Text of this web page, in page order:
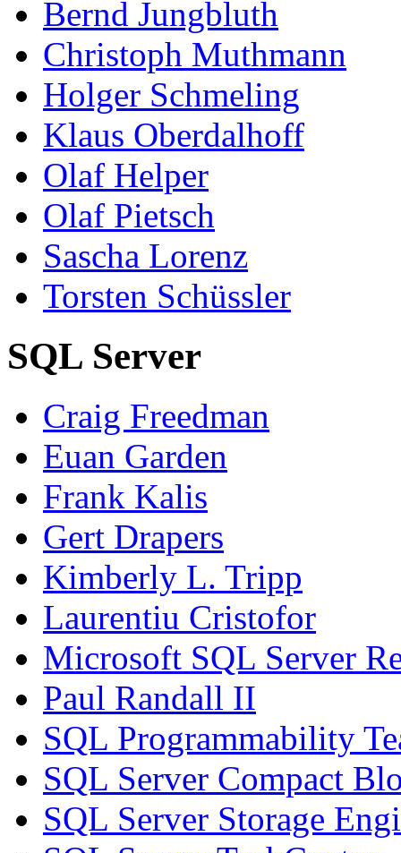
Bernd Jungbluth
Christoph Muthmann
Holger Schmeling
Klaus Oberdalhoff
Olaf Helper
Olaf Pietsch
Sascha Lorenz
Torsten Schüssler
SQL Server
Craig Freedman
Euan Garden
Frank Kalis
Gert Drapers
Kimberly L. Tripp
Laurentiu Cristofor
Microsoft SQL Server
Paul Randall II
SQL Programmability
SQL Server Compact
SQL Server Storage